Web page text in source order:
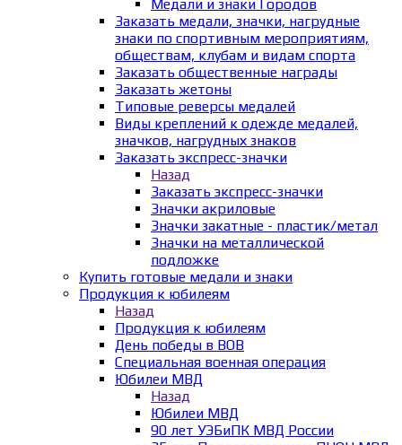
Медали и знаки Городов
Заказать медали, значки, нагрудные
знаки по спортивным мероприятиям,
обществам, клубам и видам спорта
Заказать общественные награды
Заказать жетоны
Типовые реверсы медалей
Виды креплений к одежде медалей,
значков, нагрудных знаков
Заказать экспресс-значки
Назад
Заказать экспресс-значки
Значки акриловые
Значки закатные - пластик/метал
Значки на металлической
подложке
Купить готовые медали и знаки
Продукция к юбилеям
Назад
Продукция к юбилеям
День победы в ВОВ
Специальная военная операция
Юбилеи МВД
Назад
Юбилеи МВД
90 лет УЭБиПК МВД России